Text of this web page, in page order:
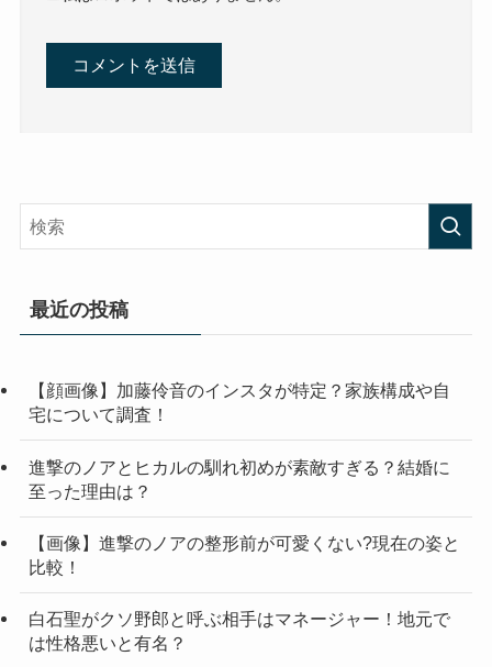
最近の投稿
【顔画像】加藤伶音のインスタが特定？家族構成や自
宅について調査！
進撃のノアとヒカルの馴れ初めが素敵すぎる？結婚に
至った理由は？
【画像】進撃のノアの整形前が可愛くない?現在の姿と
比較！
白石聖がクソ野郎と呼ぶ相手はマネージャー！地元で
は性格悪いと有名？